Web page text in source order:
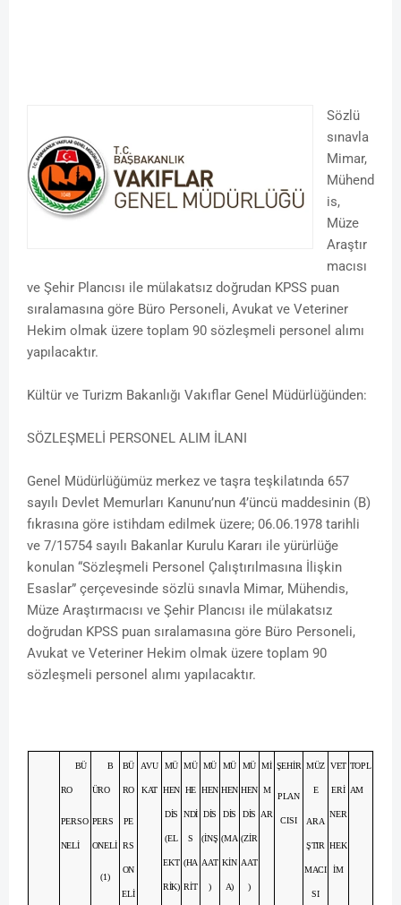
Sözlü
sınavla
Mimar,
Mühend
is,
Müze
Araştır
macısı
ve Şehir Plancısı ile mülakatsız doğrudan KPSS puan
sıralamasına göre Büro Personeli, Avukat ve Veteriner
Hekim olmak üzere toplam 90 sözleşmeli personel alımı
yapılacaktır.
Kültür ve Turizm Bakanlığı Vakıflar Genel Müdürlüğünden:
SÖZLEŞMELİ PERSONEL ALIM İLANI
Genel Müdürlüğümüz merkez ve taşra teşkilatında 657
sayılı Devlet Memurları Kanunu’nun 4’üncü maddesinin (B)
fıkrasına göre istihdam edilmek üzere; 06.06.1978 tarihli
ve 7/15754 sayılı Bakanlar Kurulu Kararı ile yürürlüğe
konulan “Sözleşmeli Personel Çalıştırılmasına İlişkin
Esaslar” çerçevesinde sözlü sınavla Mimar, Mühendis,
Müze Araştırmacısı ve Şehir Plancısı ile mülakatsız
doğrudan KPSS puan sıralamasına göre Büro Personeli,
Avukat ve Veteriner Hekim olmak üzere toplam 90
sözleşmeli personel alımı yapılacaktır.
BÜ
RO
PERSO
NELİ
B
ÜRO
PERS
ONELİ
(1)
BÜ
RO
PE
RS
ON
ELİ
AVU
KAT
MÜ
HEN
DİS
(EL
EKT
RİK)
MÜ
HE
NDİ
S
(HA
RİT
MÜ
HEN
DİS
(İNŞ
AAT
)
MÜ
HEN
DİS
(MA
KİN
A)
MÜ
HEN
DİS
(ZİR
AAT
)
Mİ
M
AR
ŞEHİR
PLAN
CISI
MÜZ
E
ARA
ŞTIR
MACI
SI
VET
ERİ
NER
HEK
İM
TOPL
AM